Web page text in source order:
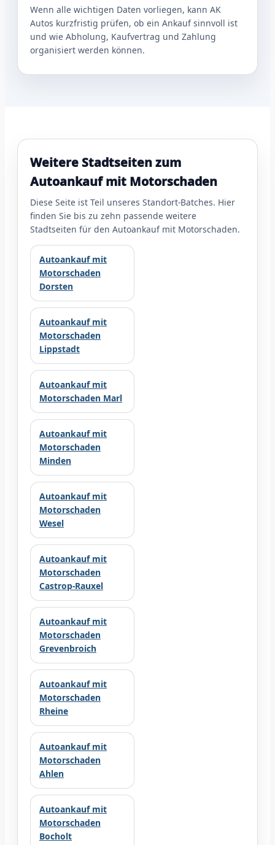
Wenn alle wichtigen Daten vorliegen, kann AK
Autos kurzfristig prüfen, ob ein Ankauf sinnvoll ist
und wie Abholung, Kaufvertrag und Zahlung
organisiert werden können.
Weitere Stadtseiten zum
Autoankauf mit Motorschaden
Diese Seite ist Teil unseres Standort-Batches. Hier
finden Sie bis zu zehn passende weitere
Stadtseiten für den Autoankauf mit Motorschaden.
Autoankauf mit
Motorschaden
Dorsten
Autoankauf mit
Motorschaden
Lippstadt
Autoankauf mit
Motorschaden Marl
Autoankauf mit
Motorschaden
Minden
Autoankauf mit
Motorschaden
Wesel
Autoankauf mit
Motorschaden
Castrop-Rauxel
Autoankauf mit
Motorschaden
Grevenbroich
Autoankauf mit
Motorschaden
Rheine
Autoankauf mit
Motorschaden
Ahlen
Autoankauf mit
Motorschaden
Bocholt